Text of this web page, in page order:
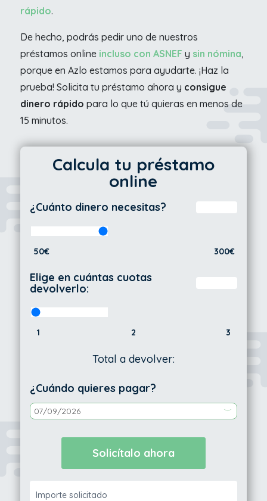
rápido.
De hecho, podrás pedir uno de nuestros
préstamos online incluso con ASNEF y sin nómina,
porque en Azlo estamos para ayudarte. ¡Haz la
prueba! Solicita tu préstamo ahora y consigue
dinero rápido para lo que tú quieras en menos de
15 minutos.
Calcula tu préstamo
online
¿Cuánto dinero necesitas?
50€ 300€
Elige en cuántas cuotas
devolverlo:
1 2 3
Total a devolver:
¿Cuándo quieres pagar?
Importe solicitado